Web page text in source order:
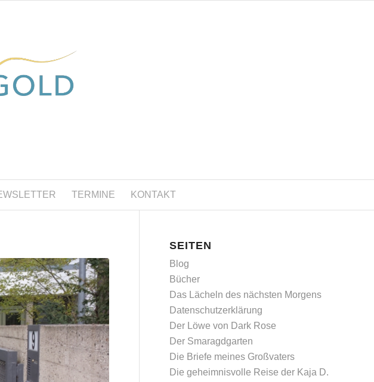
TERMINE KONTAKT
SEITEN
Blog
Bücher
Das Lächeln des nächsten Morgens
Datenschutz­erklärung
Der Löwe von Dark Rose
Der Smaragdgarten
Die Briefe meines Großvaters
Die geheimnisvolle Reise der Kaja D.